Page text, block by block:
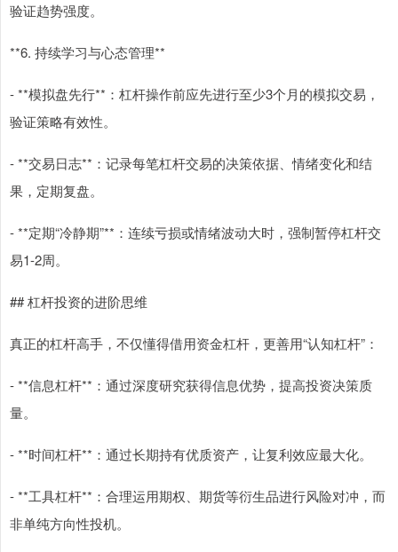
验证趋势强度。
**6. 持续学习与心态管理**
- **模拟盘先行**：杠杆操作前应先进行至少3个月的模拟交易，
验证策略有效性。
- **交易日志**：记录每笔杠杆交易的决策依据、情绪变化和结
果，定期复盘。
- **定期“冷静期”**：连续亏损或情绪波动大时，强制暂停杠杆交
易1-2周。
## 杠杆投资的进阶思维
真正的杠杆高手，不仅懂得借用资金杠杆，更善用“认知杠杆”：
- **信息杠杆**：通过深度研究获得信息优势，提高投资决策质
量。
- **时间杠杆**：通过长期持有优质资产，让复利效应最大化。
- **工具杠杆**：合理运用期权、期货等衍生品进行风险对冲，而
非单纯方向性投机。